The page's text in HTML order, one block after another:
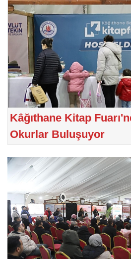
Kâğıthane Kitap
Okurlar Buluşuyor